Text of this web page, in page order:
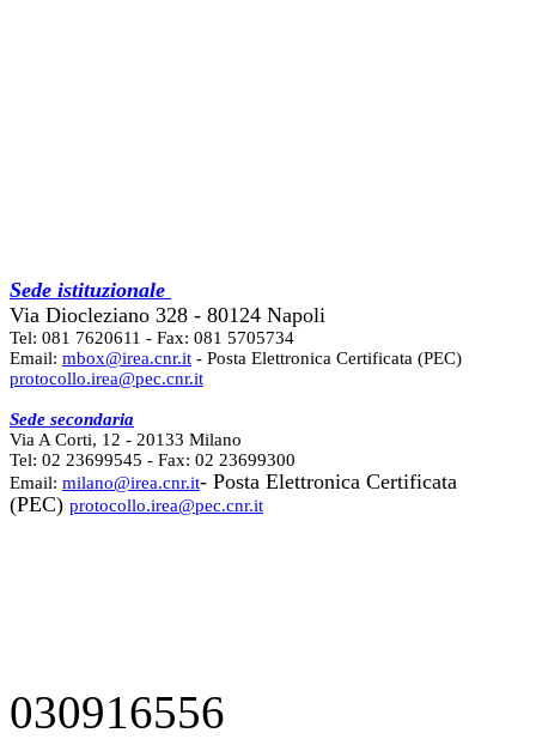
Sede istituzionale
Via Diocleziano 328 - 80124 Napoli
Tel: 081 7620611 - Fax: 081 5705734
Email: mbox@irea.cnr.it - Posta Elettronica Certificata (PEC)
protocollo.irea@pec.cnr.it
Sede secondaria
Via A Corti, 12 - 20133 Milano
Tel: 02 23699545 - Fax: 02 23699300
Email: milano@irea.cnr.it- Posta Elettronica Certificata
(PEC) protocollo.irea@pec.cnr.it
030916556